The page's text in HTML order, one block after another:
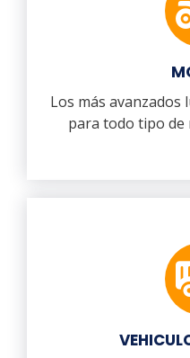
Los más avanzados
para todo tipo de